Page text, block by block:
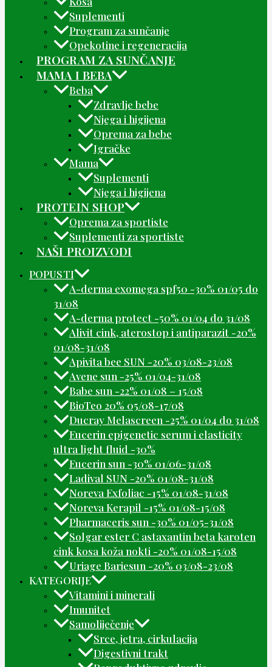
Suplementi
Program za sunčanje
Opekotine i regeneracija
PROGRAM ZA SUNČANJE
MAMA I BEBA
Beba
Zdravlje bebe
Njega i higijena
Oprema za bebe
Igračke
Mama
Suplementi
Njega i higijena
PROTEIN SHOP
Oprema za sportiste
Suplementi za sportiste
NAŠI PROIZVODI
POPUSTI
A-derma exomega spf50 -30% 01/05 do
31/08
A-derma protect -50% 01/04 do 31/08
Alivit cink, aterostop i antiparazit -20%
01/08-31/08
Apivita bee SUN -20% 03/08-23/08
Avene sun -25% 01/04-31/08
Babe sun -22% 01/08 – 15/08
BioTeo 20% 05/08-17/08
Ducray Melascreen -25% 01/04 do 31/08
Eucerin epigenetic serum i elasticity
ultra light fluid -30%
Eucerin sun -30% 01/06-31/08
Ladival SUN -20% 01/08-31/08
Noreva Exfoliac -15% 01/08-31/08
Noreva Kerapil -15% 01/08-15/08
Pharmaceris sun -30% 01/05-31/08
Solgar ester C astaxantin beta karoten
cink kosa koža nokti -20% 01/08-15/08
Uriage Bariesun -20% 03/08-23/08
KATEGORIJE
Vitamini i minerali
Imunitet
Samoliječenje
Srce, jetra, cirkulacija
Digestivni trakt